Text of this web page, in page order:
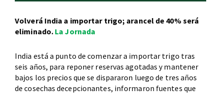
Volverá India a importar trigo; arancel de 40% será
eliminado. La Jornada
India está a punto de comenzar a importar trigo tras
seis años, para reponer reservas agotadas y mantener
bajos los precios que se dispararon luego de tres años
de cosechas decepcionantes, informaron fuentes que